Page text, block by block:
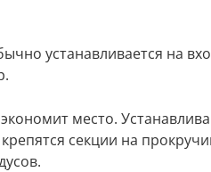
устанавливается на
место.
секции на